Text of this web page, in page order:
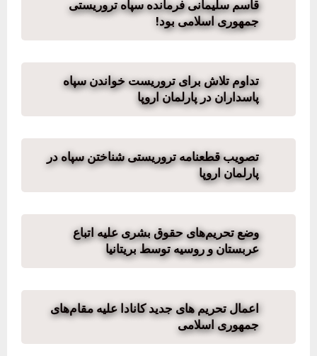
قاسم سلیمانی فرمانده سپاه تروریستی
جمهوری اسلامی بود!
تداوم تلاش برای تروریست خواندن سپاه
پاسداران در پارلمان اروپا
تصویب قطعنامه تروریستی شناختن سپاه در
پارلمان اروپا
وضع تحریم‌های حقوق بشری علیه اتباع
عربستان و روسیه توسط بریتانیا
اعمال تحریم های جدید کانادا علیه مقام‌های
جمهوری اسلامی